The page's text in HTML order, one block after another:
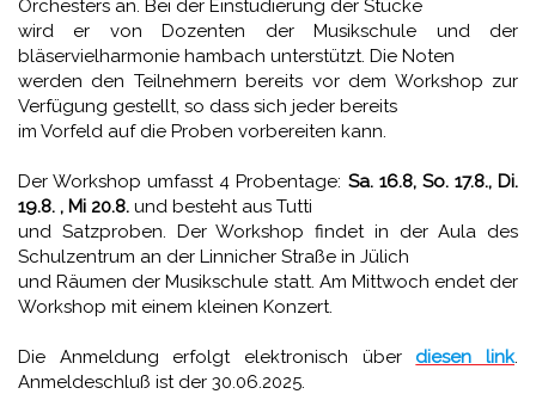
Orchesters an. Bei der Einstudierung der Stücke
wird er von Dozenten der Musikschule und der
bläservielharmonie hambach unterstützt. Die Noten
werden den Teilnehmern bereits vor dem Workshop zur
Verfügung gestellt, so dass sich jeder bereits
im Vorfeld auf die Proben vorbereiten kann.
Der Workshop umfasst 4 Probentage: Sa. 16.8, So. 17.8., Di.
19.8. , Mi 20.8. und besteht aus Tutti
und Satzproben. Der Workshop findet in der Aula des
Schulzentrum an der Linnicher Straße in Jülich
und Räumen der Musikschule statt. Am Mittwoch endet der
Workshop mit einem kleinen Konzert.
Die Anmeldung erfolgt elektronisch über diesen link.
Anmeldeschluß ist der 30.06.2025.